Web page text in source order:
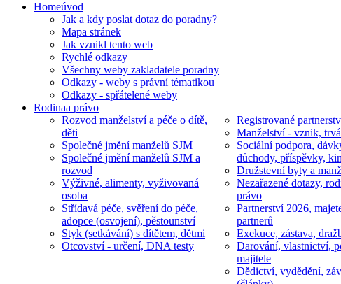
Homeúvod
Jak a kdy poslat dotaz do poradny?
Mapa stránek
Jak vznikl tento web
Rychlé odkazy
Všechny weby zakladatele poradny
Odkazy - weby s právní tématikou
Odkazy - spřátelené weby
Rodinaa právo
Rozvod manželství a péče o dítě,
děti
Společné jmění manželů SJM
Společné jmění manželů SJM a
rozvod
Výživné, alimenty, vyživovaná
osoba
Střídavá péče, svěření do péče,
adopce (osvojení), pěstounství
Styk (setkávání) s dítětem, dětmi
Otcovství - určení, DNA testy
Registrované
Manželství - vznik,
Sociální podpora,
důchody, příspěvky,
Družstevní byty a
Nezařazené dotazy,
právo
Partnerství 2026,
partnerů
Exekuce, zástava,
Darování, vlastnictví,
majitele
Dědictví, vydědění,